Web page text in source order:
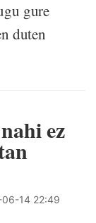
gure
duten
ez
06-14 22:49